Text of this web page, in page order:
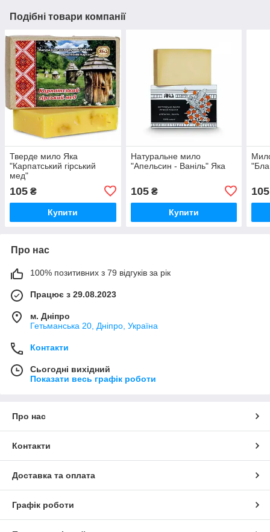
Подібні товари компанії
Тверде мило Яка
"Карпатський гірський
мед"
105 ₴
Купити
Натуральне мило
"Апельсин - Ваніль" Яка
105₴
Купити
105
Про нас
100% позитивних з 79 відгуків за рік
Працює з 29.08.2023
м. Дніпро
Гетьманська 20, Дніпро, Україна
Контакти
Сьогодні вихідний
Показати весь графік роботи
Про нас
Контакти
Доставка та оплата
Графік роботи